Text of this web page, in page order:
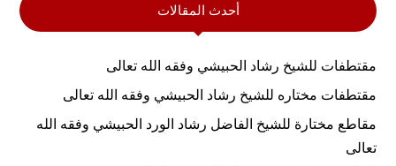
أحدث المقالات
مقتطفات للشيخ رشاد الحبيشي وفقه الله تعالى
مقتطفات مختاره للشيخ رشاد الحبيشي وفقه الله تعالى
مقاطع مختارة للشيخ الفاضل رشاد الورد الحبيشي وفقه الله
تعالى